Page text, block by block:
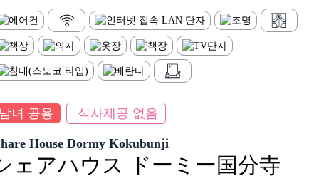
녀 공용 식사제공 없음
House Dormy Kokubunji
ェアハウス ドーミー国分寺